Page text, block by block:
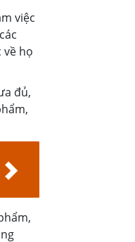
việc
họ
đủ,